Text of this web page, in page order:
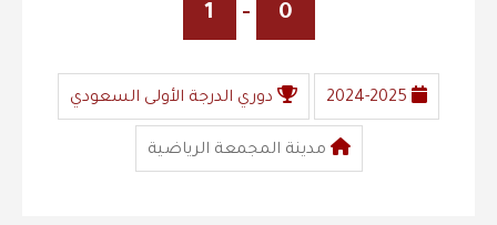
0
-
1
2024-2025 دوري الدرجة الأولى السعودي
مدينة المجمعة الرياضية